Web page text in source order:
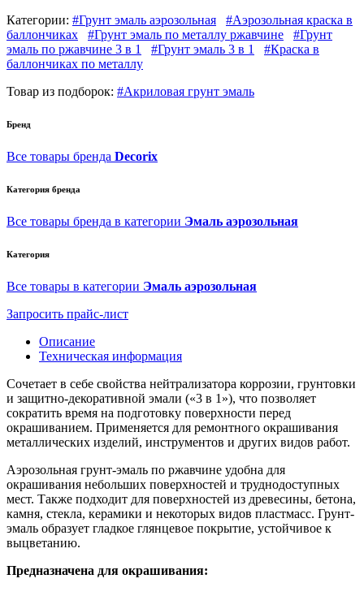
Категории: #Грунт эмаль аэрозольная
#Аэрозольная краска в
баллончиках
#Грунт эмаль по металлу ржавчине
#Грунт
эмаль по ржавчине 3 в 1
#Грунт эмаль 3 в 1
#Краска в
баллончиках по металлу
Товар из подборок: #Акриловая грунт эмаль
Бренд
Все товары бренда Decorix
Категория бренда
Все товары бренда в категории Эмаль аэрозольная
Категория
Все товары в категории Эмаль аэрозольная
Запросить прайс-лист
Описание
Техническая информация
Сочетает в себе свойства нейтрализатора коррозии, грунтовки
и защитно-декоративной эмали («3 в 1»), что позволяет
сократить время на подготовку поверхности перед
окрашиванием. Применяется для ремонтного окрашивания
металлических изделий, инструментов и других видов работ.
Аэрозольная грунт-эмаль по ржавчине удобна для
окрашивания небольших поверхностей и труднодоступных
мест. Также подходит для поверхностей из древесины, бетона,
камня, стекла, керамики и некоторых видов пластмасс. Грунт-
эмаль образует гладкое глянцевое покрытие, устойчивое к
выцветанию.
Предназначена для окрашивания: